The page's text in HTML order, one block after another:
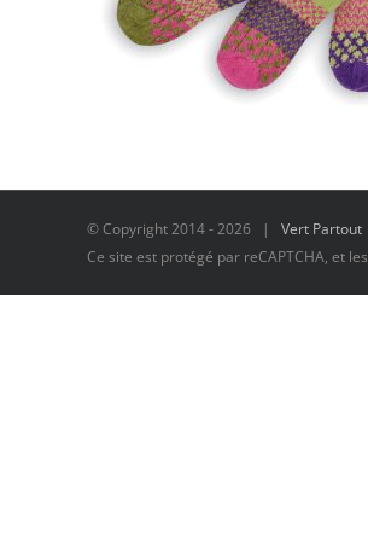
© Copyright 2014 -2026 | Vert Partout
Ce site est protégé par reCAPTCHA, et les